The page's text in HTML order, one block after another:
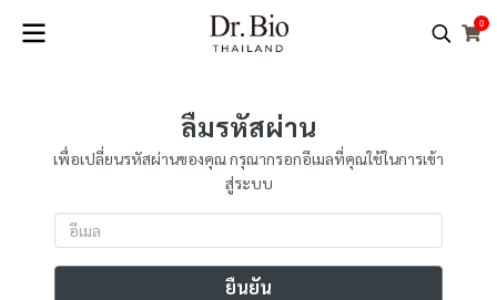
0
ลืมรหัสผ่าน
เพื่อเปลี่ยนรหัสผ่านของคุณ กรุณากรอกอีเมลที่คุณใช้ในการเข้า
สู่ระบบ
ยืนยัน